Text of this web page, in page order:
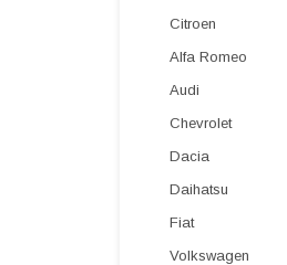
Citroen
Alfa Romeo
Audi
Chevrolet
Dacia
Daihatsu
Fiat
Volkswagen